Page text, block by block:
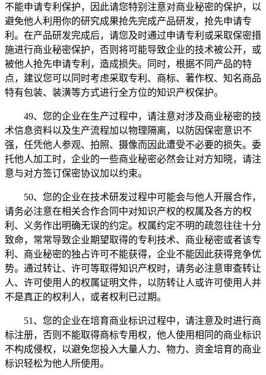
不能申请专利保护，因此请您特别注意对商业秘密的保护，以
避免他人利用你的研究成果抢先完成产品研发，抢先申请专
利。在产品研发完成后，请您及时通过申请专利或采取保密措
施进行商业秘密保护，否则将可能导致企业的技术被公开，或
被他人抢先申请专利，造成损失。同时，根据不同产品的特
点，建议您可以同时考虑采取专利、商标、著作权、知名商品
特有包装、装潢等方式进行全方位的知识产权保护。
49、您的企业在生产过程中，请注意对涉及商业秘密的技
术信息资料以及生产流程加以物理隔离，以防因保密意识不
强，任凭他人参观、拍照、摄像而因此遭受不必要的损失。委
托他人加工时，企业的一些商业秘密必然会让对方知晓，请注
意与对方签订保密协议加以约束。
50、您的企业在技术研发过程中可能会与他人开展合作，
请务必注意在相关合作合同中对知识产权的权属及各方的权
利、义务作出明确无误的约定。权属约定不明的疏忽往往十分
致命，常常导致企业期望取得的专利技术、商业秘密或者该专
利、商业秘密的独占许可不能获得，企业不能因此获得竞争优
势。通过转让、许可等取得知识产权时，请务必注意审查转让
人、许可使用人的权属证明文件，以防转让人或许可使用人并
不是真正的权利人，或者权利已过期。
51、您的企业在培育商业标识过程中，请注意及时进行商
标注册，否则不能取得商标专用权，他人使用相同的商业标识
不构成侵权，以避免您投入大量人力、物力、资金培育的商业
标识轻松为他人所使用。